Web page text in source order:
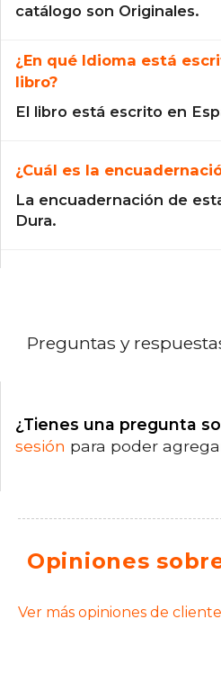
catálogo son Originales.
¿En qué Idioma está
libro?
El libro está escrito en
¿Cuál es la
La encuadernación de
Dura.
Preguntas y
¿Tienes una pregunta
sesión para poder
Opiniones
Ver más opiniones de